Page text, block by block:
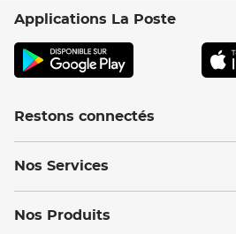
Applications La Poste
Restons connectés
Nos Services
Nos Produits